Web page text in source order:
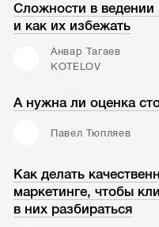
Сложности в ведении
и как их избежать
Анвар Тагаев
KOTELOV
А нужна ли оценка
Павел Тюпляев
Как делать
маркетинге, чтобы
в них разбираться